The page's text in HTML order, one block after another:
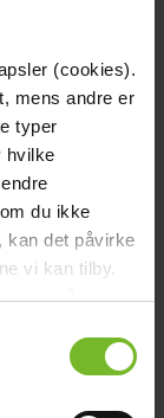
(cookies).
mens andre er
typer
hvilke
du ikke
kan det påvirke
vi kan tilby.
om våre